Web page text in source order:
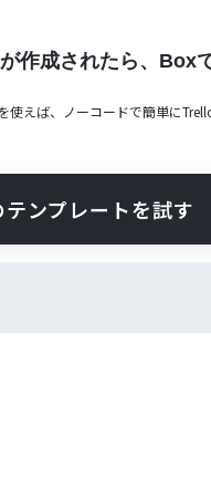
作成されたら、Box
使えば、ノーコードで簡単に
テンプレートを試す